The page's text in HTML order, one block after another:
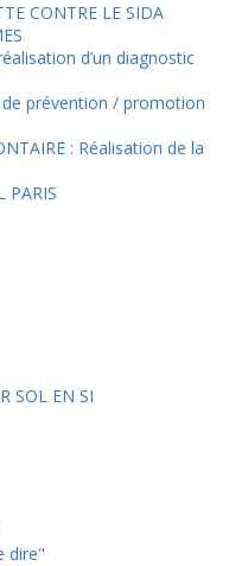
CONTRE LE SIDA
d’un diagnostic
de prévention / promotion
: Réalisation de la
PARIS
SOL EN SI
dire"